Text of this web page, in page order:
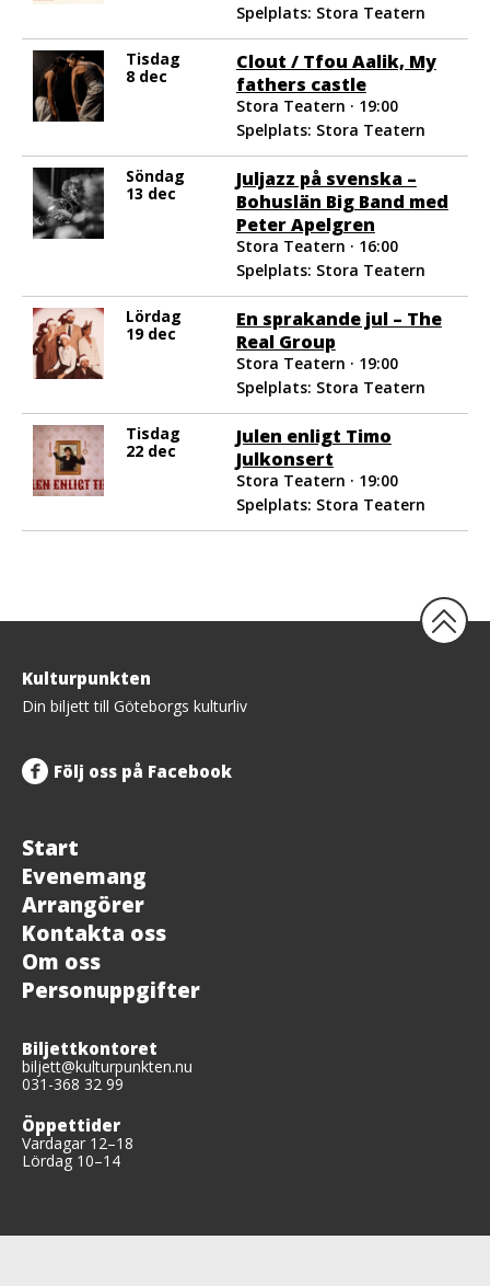
Spelplats: Stora Teatern
Tisdag
8 dec
Clout / Tfou Aalik, My
fathers castle
Stora Teatern · 19:00
Spelplats: Stora Teatern
Söndag
13 dec
Juljazz på svenska –
Bohuslän Big Band med
Peter Apelgren
Stora Teatern · 16:00
Spelplats: Stora Teatern
Lördag
19 dec
En sprakande jul – The
Real Group
Stora Teatern · 19:00
Spelplats: Stora Teatern
Tisdag
22 dec
Julen enligt Timo
Julkonsert
Stora Teatern · 19:00
Spelplats: Stora Teatern
Tillbaka
upp
Kulturpunkten
Din biljett till Göteborgs kulturliv
Följ oss på Facebook
Start
Evenemang
Arrangörer
Kontakta oss
Om oss
Personuppgifter
Biljettkontoret
biljett@kulturpunkten.nu
031-368 32 99
Öppettider
Vardagar 12–18
Lördag 10–14